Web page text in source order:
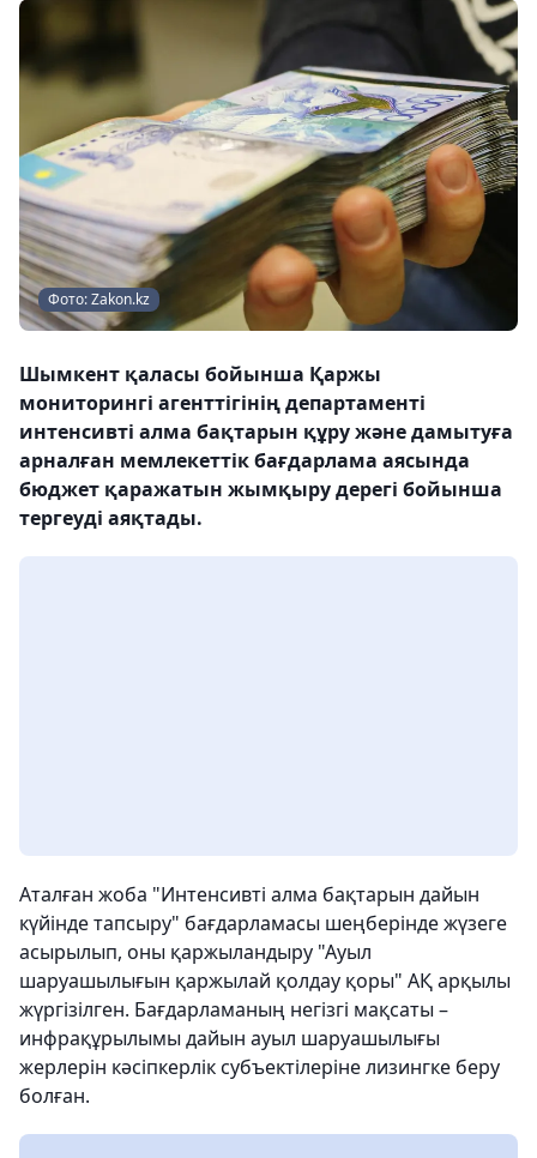
Фото: Zakon.kz
Шымкент қаласы бойынша Қаржы
мониторингі агенттігінің департаменті
интенсивті алма бақтарын құру және дамытуға
арналған мемлекеттік бағдарлама аясында
бюджет қаражатын жымқыру дерегі бойынша
тергеуді аяқтады.
Аталған жоба "Интенсивті алма бақтарын дайын
күйінде тапсыру" бағдарламасы шеңберінде жүзеге
асырылып, оны қаржыландыру "Ауыл
шаруашылығын қаржылай қолдау қоры" АҚ арқылы
жүргізілген. Бағдарламаның негізгі мақсаты –
инфрақұрылымы дайын ауыл шаруашылығы
жерлерін кәсіпкерлік субъектілеріне лизингке беру
болған.